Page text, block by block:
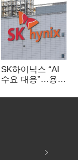
SK하이닉스 “AI
수요 대응”…용인
투자